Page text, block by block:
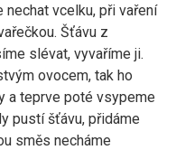
nechat vcelku, při vaření
Šťávu z
slévat, vyvaříme ji.
ovocem, tak ho
a teprve poté vsypeme
pustí šťávu, přidáme
směs necháme